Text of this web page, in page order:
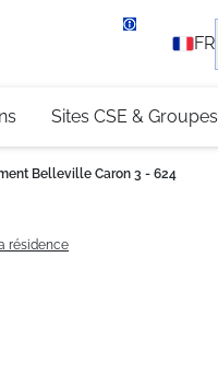
+33 (0)4 79 96 30 69
FR
Sites CSE & Groupes
Belleville Caron 3 - 624
résidence